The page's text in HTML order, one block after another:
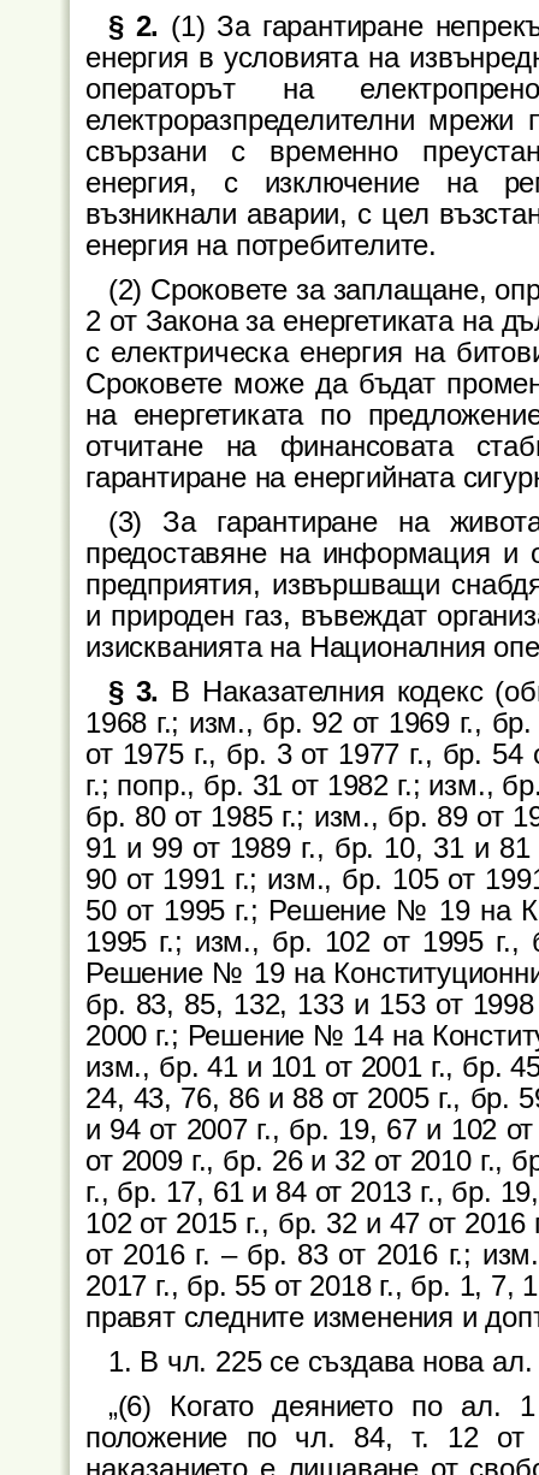
§ 2. (1) За гарантиране
енергия в условията на
операторът на
електроразпределителни мрежи
свързани с временно
енергия, с изключение на
възникнали аварии, с цел
енергия на потребителите.
(2) Сроковете за заплащане,
2 от Закона за енергетиката на
с електрическа енергия на
Сроковете може да бъдат
на енергетиката по
отчитане на финансовата
гарантиране на енергийната
(3) За гарантиране на
предоставяне на информация и
предприятия, извършващи
и природен газ, въвеждат
изискванията на Националния
§ 3. В Наказателния кодекс
1968 г.; изм., бр. 92 от 1969 г.,
от 1975 г., бр. 3 от 1977 г., бр.
г.; попр., бр. 31 от 1982 г.; изм.,
бр. 80 от 1985 г.; изм., бр. 89 от
91 и 99 от 1989 г., бр. 10, 31 и
90 от 1991 г.; изм., бр. 105 от
50 от 1995 г.; Решение № 19 на
1995 г.; изм., бр. 102 от 1995
Решение № 19 на
бр. 83, 85, 132, 133 и 153 от
2000 г.; Решение № 14 на
изм., бр. 41 и 101 от 2001 г., бр.
24, 43, 76, 86 и 88 от 2005 г., бр.
и 94 от 2007 г., бр. 19, 67 и 102
от 2009 г., бр. 26 и 32 от 2010 г.,
г., бр. 17, 61 и 84 от 2013 г., бр.
102 от 2015 г., бр. 32 и 47 от
от 2016 г. – бр. 83 от 2016 г.;
2017 г., бр. 55 от 2018 г., бр. 1, 7,
правят следните изменения и
1. В чл. 225 се създава нова ал.
„(6) Когато деянието по ал.
положение по чл. 84, т. 12 от